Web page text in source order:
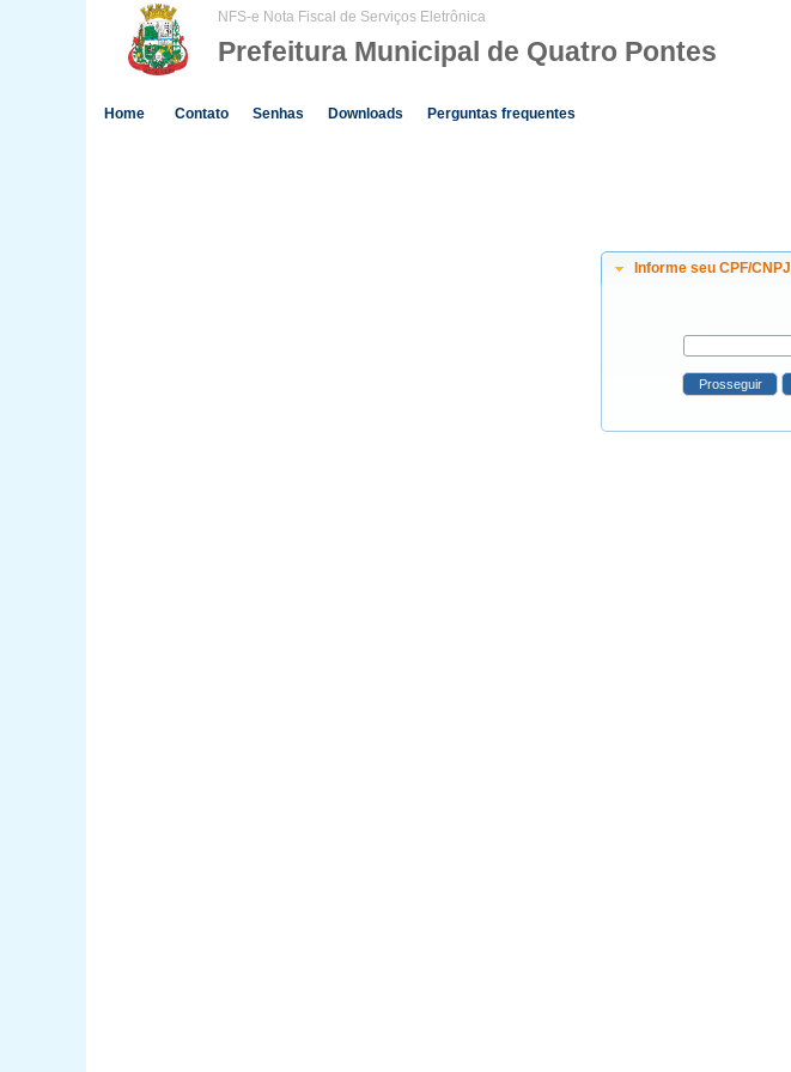
NFS-e Nota Fiscal de Serviços Eletrônica
Prefeitura Municipal de Quatro Pontes
Home Contato Senhas Downloads Perguntas frequentes
Informe seu CPF/CNPJ